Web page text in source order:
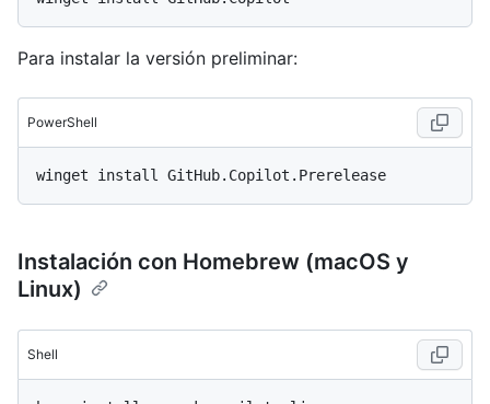
Para instalar la versión preliminar:
PowerShell
Instalación con Homebrew (macOS y
Linux)
Shell